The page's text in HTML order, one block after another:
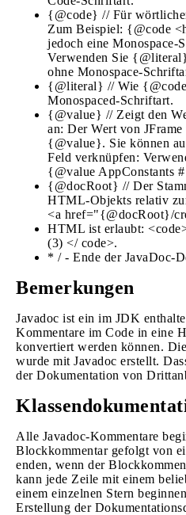
{@code} // Für
Zum Beispiel: {@code
jedoch eine Monospace-
Verwenden Sie
ohne Monospace-
{@literal} // Wie
Monospaced-Schriftart.
{@value} // Zeigt den
an: Der Wert von
{@value}. Sie können
Feld verknüpfen:
{@value AppConstants
{@docRoot} // Der
HTML-Objekts relativ
<a href="{@docRoot}/
HTML ist erlaubt:
(3) </ code>.
* / - Ende der JavaDoc-
Bemerkungen
Javadoc ist ein im JDK
Kommentare im Code in eine
konvertiert werden können. Die
wurde mit Javadoc erstellt.
der Dokumentation von
Alle Javadoc-Kommentare
Blockkommentar gefolgt von
enden, wenn der
kann jede Zeile mit einem
einem einzelnen Stern
Erstellung der